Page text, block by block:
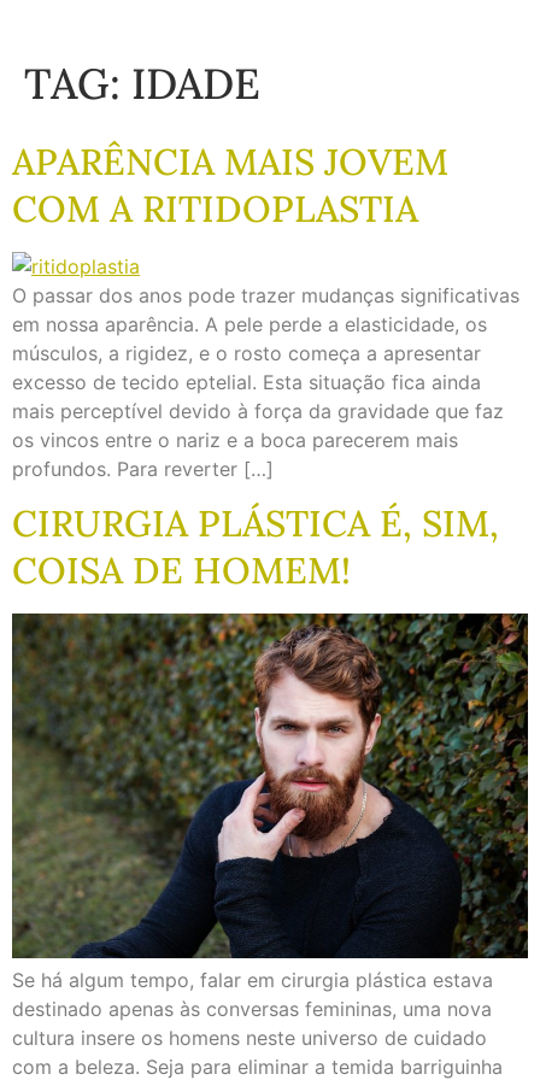
TAG: IDADE
APARÊNCIA MAIS JOVEM
COM A RITIDOPLASTIA
O passar dos anos pode trazer mudanças significativas
em nossa aparência. A pele perde a elasticidade, os
músculos, a rigidez, e o rosto começa a apresentar
excesso de tecido eptelial. Esta situação fica ainda
mais perceptível devido à força da gravidade que faz
os vincos entre o nariz e a boca parecerem mais
profundos. Para reverter […]
CIRURGIA PLÁSTICA É, SIM,
COISA DE HOMEM!
Se há algum tempo, falar em cirurgia plástica estava
destinado apenas às conversas femininas, uma nova
cultura insere os homens neste universo de cuidado
com a beleza. Seja para eliminar a temida barriguinha